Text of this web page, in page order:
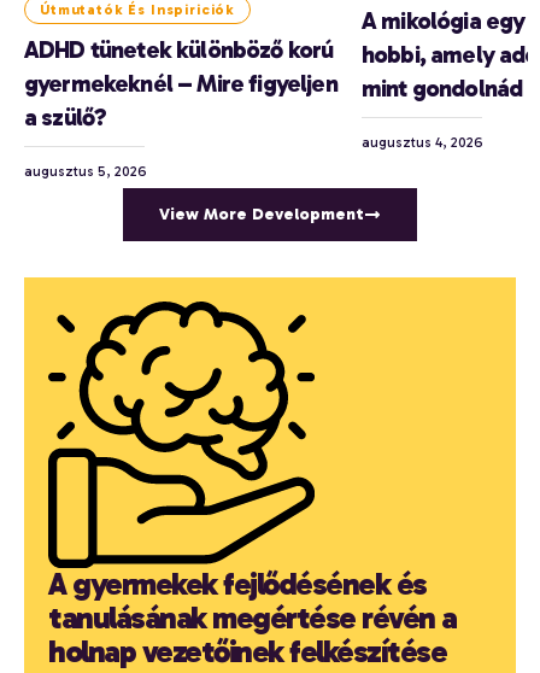
Útmutatók És Inspiriciók
ADHD tünetek különböző korú
gyermekeknél – Mire figyeljen
a szülő?
augusztus 5, 2026
A mikológia egy
hobbi, amely
mint gondolnád
augusztus 4, 2026
View More Development
A gyermekek fejlődésének és
tanulásának megértése révén a
holnap vezetőinek felkészítése